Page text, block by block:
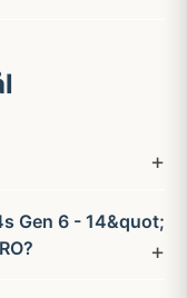
Gen 6 - 14&quot;